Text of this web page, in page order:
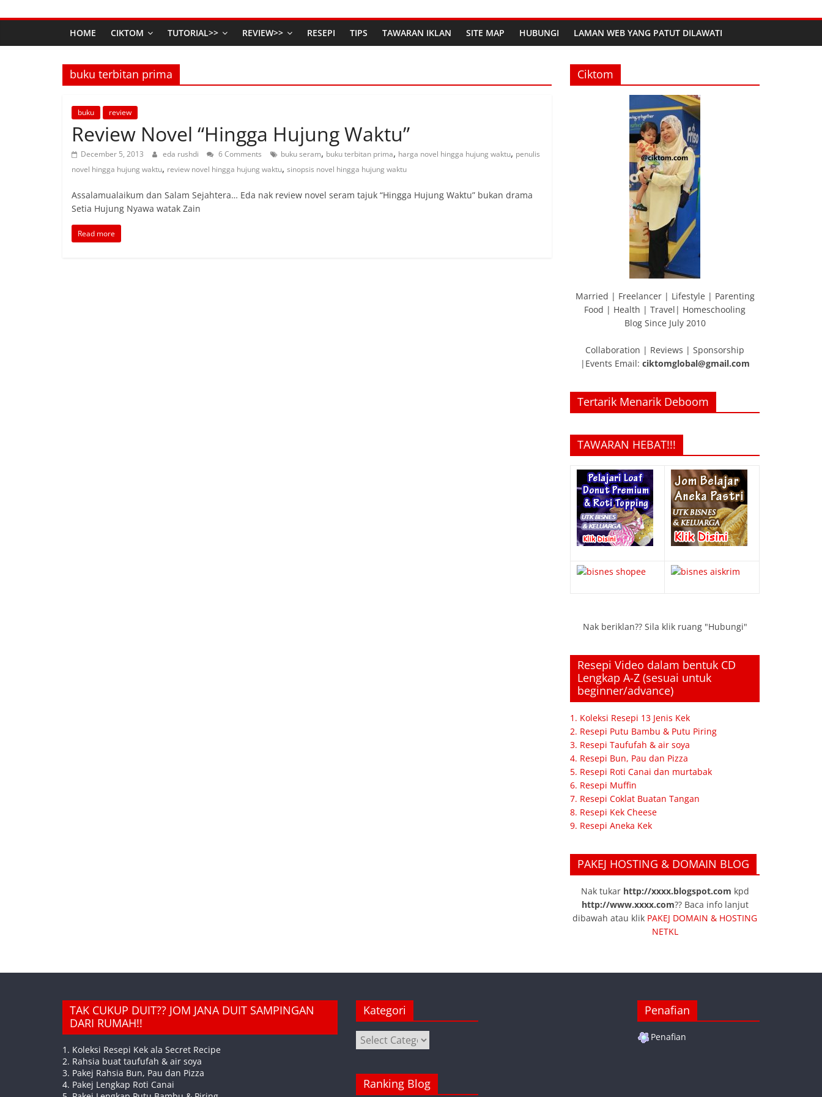
HOME CIKTOM TUTORIAL>> REVIEW>> RESEPI TIPS TAWARAN IKLAN SITE MAP HUBUNGI LAMAN WEB YANG PATUT DILAWATI
buku terbitan prima
buku review
Review Novel “Hingga Hujung Waktu”
December 5, 2013 eda rushdi 6 Comments buku seram, buku terbitan prima, harga novel hingga hujung waktu, penulis
novel hingga hujung waktu, review novel hingga hujung waktu, sinopsis novel hingga hujung waktu
Assalamualaikum dan Salam Sejahtera… Eda nak review novel seram tajuk “Hingga Hujung Waktu” bukan drama
Setia Hujung Nyawa watak Zain
Read more
Ciktom
Married | Freelancer | Lifestyle | Parenting
Food | Health | Travel| Homeschooling
Blog Since July 2010
Collaboration | Reviews | Sponsorship
|Events Email: ciktomglobal@gmail.com
Tertarik Menarik Deboom
TAWARAN HEBAT!!!
Nak beriklan?? Sila klik ruang "Hubungi"
Resepi Video dalam bentuk CD
Lengkap A-Z (sesuai untuk
beginner/advance)
1. Koleksi Resepi 13 Jenis Kek
2. Resepi Putu Bambu & Putu Piring
3. Resepi Taufufah & air soya
4. Resepi Bun, Pau dan Pizza
5. Resepi Roti Canai dan murtabak
6. Resepi Muffin
7. Resepi Coklat Buatan Tangan
8. Resepi Kek Cheese
9. Resepi Aneka Kek
PAKEJ HOSTING & DOMAIN BLOG
Nak tukar http://xxxx.blogspot.com kpd
http://www.xxxx.com?? Baca info lanjut
dibawah atau klik PAKEJ DOMAIN & HOSTING
NETKL
TAK CUKUP DUIT?? JOM JANA DUIT SAMPINGAN
DARI RUMAH!!
1. Koleksi Resepi Kek ala Secret Recipe
2. Rahsia buat taufufah & air soya
3. Pakej Rahsia Bun, Pau dan Pizza
4. Pakej Lengkap Roti Canai
Kategori
Kategori
Ranking Blog
Penafian
Penafian